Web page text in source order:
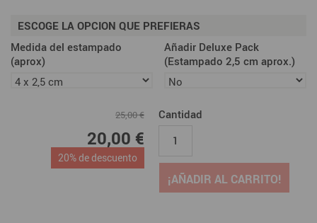
ESCOGE LA OPCION QUE PREFIERAS
Medida del estampado
(aprox)
Añadir Deluxe Pack
(Estampado 2,5 cm aprox.)
25,00 €
20,00 €
20% de descuento
Cantidad
¡AÑADIR AL CARRITO!